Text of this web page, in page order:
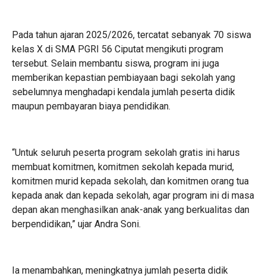
Pada tahun ajaran 2025/2026, tercatat sebanyak 70 siswa
kelas X di SMA PGRI 56 Ciputat mengikuti program
tersebut. Selain membantu siswa, program ini juga
memberikan kepastian pembiayaan bagi sekolah yang
sebelumnya menghadapi kendala jumlah peserta didik
maupun pembayaran biaya pendidikan.
“Untuk seluruh peserta program sekolah gratis ini harus
membuat komitmen, komitmen sekolah kepada murid,
komitmen murid kepada sekolah, dan komitmen orang tua
kepada anak dan kepada sekolah, agar program ini di masa
depan akan menghasilkan anak-anak yang berkualitas dan
berpendidikan,” ujar Andra Soni.
Ia menambahkan, meningkatnya jumlah peserta didik